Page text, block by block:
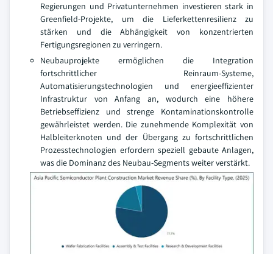
Regierungen und Privatunternehmen investieren stark in
Greenfield-Projekte, um die Lieferkettenresilienz zu
stärken und die Abhängigkeit von konzentrierten
Fertigungsregionen zu verringern.
Neubauprojekte ermöglichen die Integration
fortschrittlicher Reinraum-Systeme,
Automatisierungstechnologien und energieeffizienter
Infrastruktur von Anfang an, wodurch eine höhere
Betriebseffizienz und strenge Kontaminationskontrolle
gewährleistet werden. Die zunehmende Komplexität von
Halbleiterknoten und der Übergang zu fortschrittlichen
Prozesstechnologien erfordern speziell gebaute Anlagen,
was die Dominanz des Neubau-Segments weiter verstärkt.